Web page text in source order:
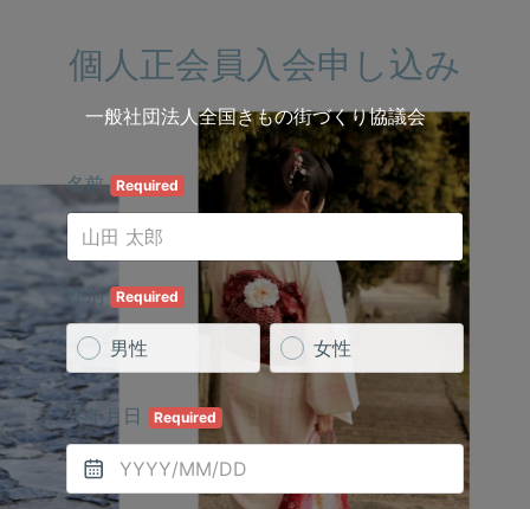
個人正会員入会申し込み
一般社団法人全国きもの街づくり協議会
名前 Required
性別 Required
男性 女性
生年月日 Required